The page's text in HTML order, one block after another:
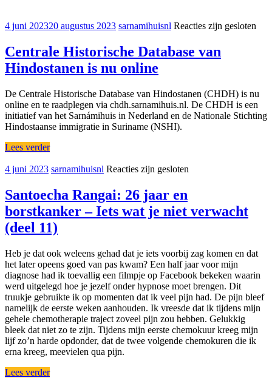
4 juni 202320 augustus 2023 sarnamihuisnl Reacties zijn gesloten
Centrale Historische Database van
Hindostanen is nu online
De Centrale Historische Database van Hindostanen (CHDH) is nu
online en te raadplegen via chdh.sarnamihuis.nl. De CHDH is een
initiatief van het Sarnámihuis in Nederland en de Nationale Stichting
Hindostaanse immigratie in Suriname (NSHI).
Lees verder
4 juni 2023 sarnamihuisnl Reacties zijn gesloten
Santoecha Rangai: 26 jaar en
borstkanker – Iets wat je niet verwacht
(deel 11)
Heb je dat ook weleens gehad dat je iets voorbij zag komen en dat
het later opeens goed van pas kwam? Een half jaar voor mijn
diagnose had ik toevallig een filmpje op Facebook bekeken waarin
werd uitgelegd hoe je jezelf onder hypnose moet brengen. Dit
truukje gebruikte ik op momenten dat ik veel pijn had. De pijn bleef
namelijk de eerste weken aanhouden. Ik vreesde dat ik tijdens mijn
gehele chemotherapie traject zoveel pijn zou hebben. Gelukkig
bleek dat niet zo te zijn. Tijdens mijn eerste chemokuur kreeg mijn
lijf zo’n harde opdonder, dat de twee volgende chemokuren die ik
erna kreeg, meevielen qua pijn.
Lees verder